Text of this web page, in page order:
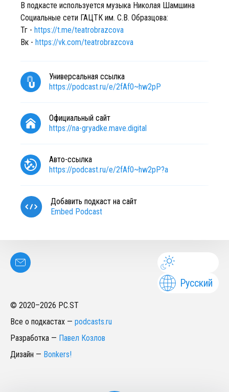
В подкасте используется музыка Николая Шамшина
Социальные сети ГАЦТК им. С.В. Образцова:
Тг - https://t.me/teatrobrazcova
Вк - https://vk.com/teatrobrazcova
Универсальная ссылка
https://podcast.ru/e/2fAf0~hw2pP
Официальный сайт
https://na-gryadke.mave.digital
Авто-ссылка
https://podcast.ru/e/2fAf0~hw2pP?a
Добавить подкаст на сайт
Embed Podcast
Русский
© 2020–2026 PC.ST
Все о подкастах — podcasts.ru
Разработка — Павел Козлов
Дизайн — Bonkers!